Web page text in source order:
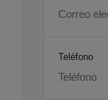
Teléfono